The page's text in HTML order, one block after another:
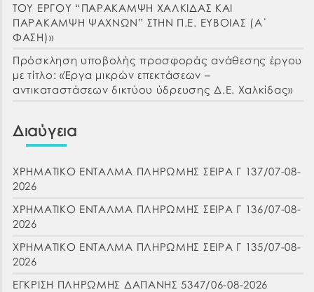
ΤΟΥ ΕΡΓΟΥ “ΠΑΡΑΚΑΜΨΗ ΧΑΛΚΙΔΑΣ ΚΑΙ
ΠΑΡΑΚΑΜΨΗ ΨΑΧΝΩΝ” ΣΤΗΝ Π.Ε. ΕΥΒΟΙΑΣ (Α΄
ΦΑΣΗ)»
Πρόσκληση υποβολής προσφοράς ανάθεσης έργου
με τίτλο: «Έργα μικρών επεκτάσεων –
αντικαταστάσεων δικτύου ύδρευσης Δ.Ε. Χαλκίδας»
Διαύγεια
ΧΡΗΜΑΤΙΚΟ ΕΝΤΑΛΜΑ ΠΛΗΡΩΜΗΣ ΣΕΙΡΑ Γ 137/07-08-
2026
ΧΡΗΜΑΤΙΚΟ ΕΝΤΑΛΜΑ ΠΛΗΡΩΜΗΣ ΣΕΙΡΑ Γ 136/07-08-
2026
ΧΡΗΜΑΤΙΚΟ ΕΝΤΑΛΜΑ ΠΛΗΡΩΜΗΣ ΣΕΙΡΑ Γ 135/07-08-
2026
ΕΓΚΡΙΣΗ ΠΛΗΡΩΜΗΣ ΔΑΠΑΝΗΣ 5347/06-08-2026